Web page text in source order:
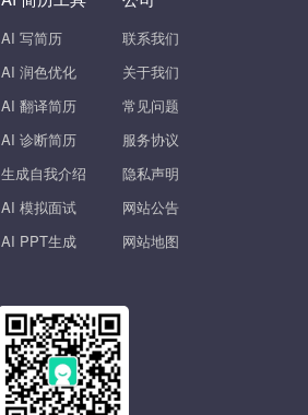
AI 写简历
AI 润色优化
AI 翻译简历
AI 诊断简历
生成自我介绍
AI 模拟面试
AI PPT生成
联系我们
关于我们
常见问题
服务协议
隐私声明
网站公告
网站地图